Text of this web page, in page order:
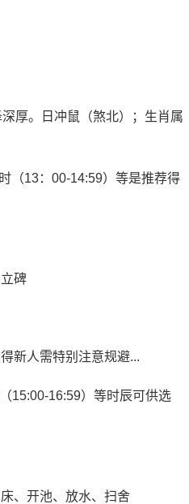
深厚。日冲鼠（煞北）；生肖属
（13：00-14:59）等是推荐得
碑
新人需特别注意规避...
15:00-16:59）等时辰可供选
、开池、放水、扫舍